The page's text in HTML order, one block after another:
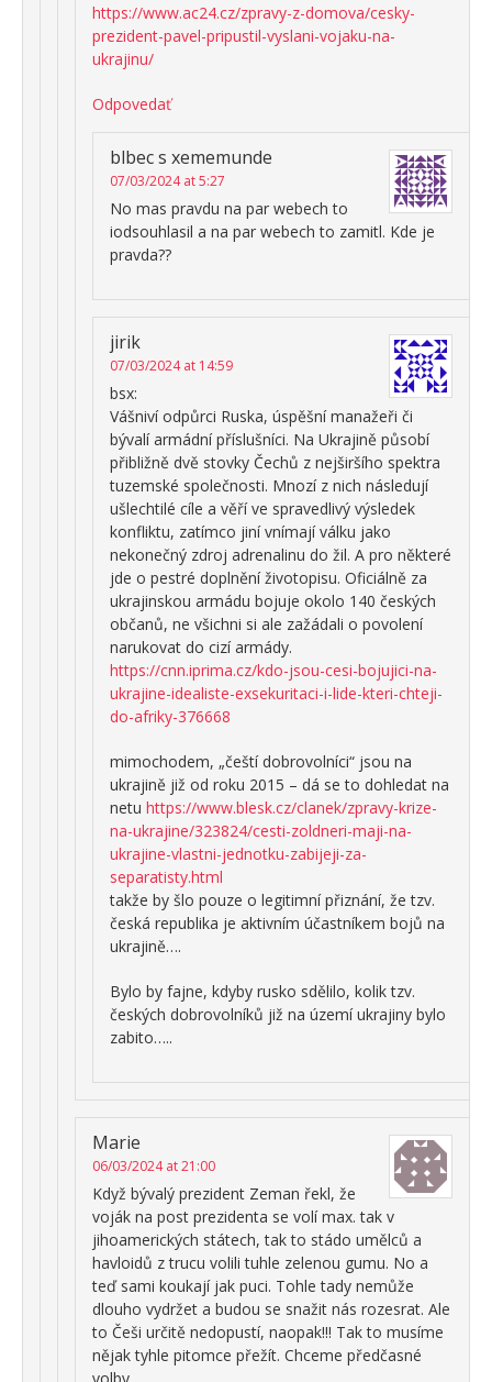
https://www.ac24.cz/zpravy-z-domova/cesky-
prezident-pavel-pripustil-vyslani-vojaku-na-
ukrajinu/
Odpovedať
blbec s xememunde
07/03/2024 at 5:27
No mas pravdu na par webech to
iodsouhlasil a na par webech to zamitl. Kde je
pravda??
jirik
07/03/2024 at 14:59
bsx:
Vášniví odpůrci Ruska, úspěšní manažeři či
bývalí armádní příslušníci. Na Ukrajině působí
přibližně dvě stovky Čechů z nejširšího spektra
tuzemské společnosti. Mnozí z nich následují
ušlechtilé cíle a věří ve spravedlivý výsledek
konfliktu, zatímco jiní vnímají válku jako
nekonečný zdroj adrenalinu do žil. A pro některé
jde o pestré doplnění životopisu. Oficiálně za
ukrajinskou armádu bojuje okolo 140 českých
občanů, ne všichni si ale zažádali o povolení
narukovat do cizí armády.
https://cnn.iprima.cz/kdo-jsou-cesi-bojujici-na-
ukrajine-idealiste-exsekuritaci-i-lide-kteri-chteji-
do-afriky-376668
mimochodem, „čeští dobrovolníci“ jsou na
ukrajině již od roku 2015 – dá se to dohledat na
netu https://www.blesk.cz/clanek/zpravy-krize-
na-ukrajine/323824/cesti-zoldneri-maji-na-
ukrajine-vlastni-jednotku-zabijeji-za-
separatisty.html
takže by šlo pouze o legitimní přiznání, že tzv.
česká republika je aktivním účastníkem bojů na
ukrajině….
Bylo by fajne, kdyby rusko sdělilo, kolik tzv.
českých dobrovolníků již na území ukrajiny bylo
zabito…..
Marie
06/03/2024 at 21:00
Když bývalý prezident Zeman řekl, že
voják na post prezidenta se volí max. tak v
jihoamerických státech, tak to stádo umělců a
havloidů z trucu volili tuhle zelenou gumu. No a
teď sami koukají jak puci. Tohle tady nemůže
dlouho vydržet a budou se snažit nás rozesrat. Ale
to Češi určitě nedopustí, naopak!!! Tak to musíme
nějak tyhle pitomce přežít. Chceme předčasné